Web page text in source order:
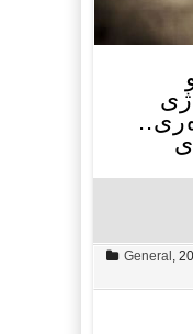
General